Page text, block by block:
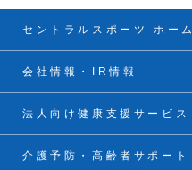
セントラルスポーツ ホーム
会社情報・IR情報
法人向け健康支援サービス
介護予防・高齢者サポート